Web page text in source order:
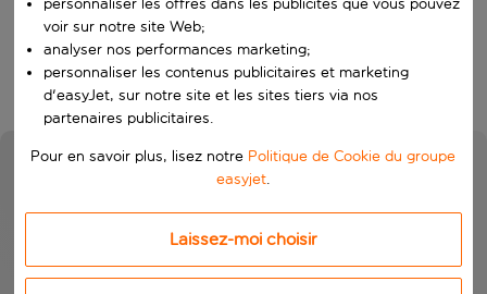
Rechercher
personnaliser les offres dans les publicités que vous pouvez
voir sur notre site Web;
analyser nos performances marketing;
personnaliser les contenus publicitaires et marketing
d'easyJet, sur notre site et les sites tiers via nos
partenaires publicitaires.
Pour en savoir plus, lisez notre Politique de Cookie du groupe
easyjet.
Laissez-moi choisir